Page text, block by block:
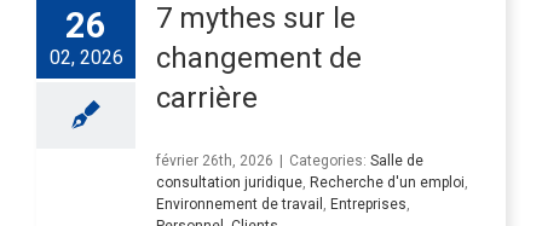
26
02, 2026
7 mythes sur le
changement de
carrière
février 26th, 2026 Categories: Salle de
consultation juridique, Recherche d'un emploi,
Environnement de travail , Entreprises,